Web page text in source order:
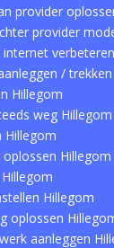
provider
provider
internet
/
Hillegom
weg Hillegom
Hillegom
Hillegom
Hillegom
oplossen
aanleggen